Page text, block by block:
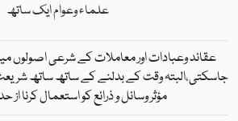
علماء وعوام ایک ساتھ
عقائد وعبادات اور معاملات کے شرعی اصولوں
جاسکتی،البتہ وقت کے بدلنے کے ساتھ ساتھ
مؤثر وسائل و ذرائع کو استعمال کرنا